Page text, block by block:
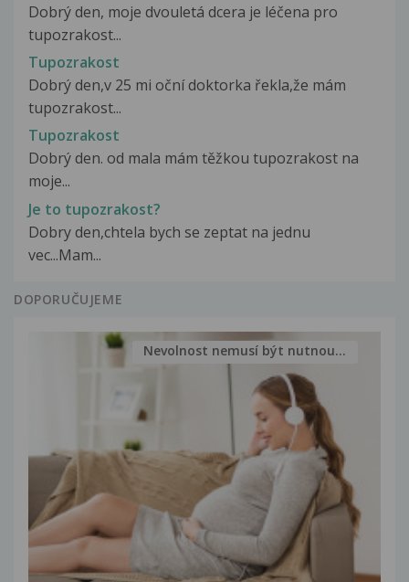
Dobrý den, moje dvouletá dcera je léčena pro
tupozrakost...
Tupozrakost
Dobrý den,v 25 mi oční doktorka řekla,že mám
tupozrakost...
Tupozrakost
Dobrý den. od mala mám těžkou tupozrakost na
moje...
Je to tupozrakost?
Dobry den,chtela bych se zeptat na jednu
vec...Mam...
DOPORUČUJEME
Nevolnost nemusí být nutnou...